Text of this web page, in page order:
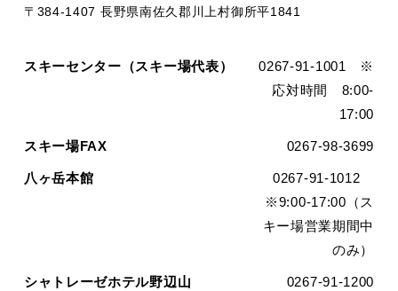
〒384-1407 長野県南佐久郡川上村御所平1841
スキーセンター（スキー場代表）
0267-91-1001 ※
応対時間 8:00-
17:00
スキー場FAX 0267-98-3699
八ヶ岳本館
0267-91-1012
※9:00-17:00（ス
キー場営業期間中
のみ）
シャトレーゼホテル野辺山 0267-91-1200